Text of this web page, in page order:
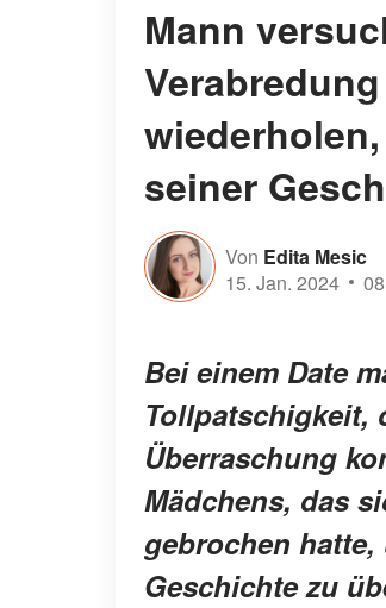
Mann
seiner
Von Edita Mesic
15. Jan. 2024
Bei einem Date
Tollpatschigkeit,
Überraschung
Mädchens, das
gebrochen
Geschichte zu